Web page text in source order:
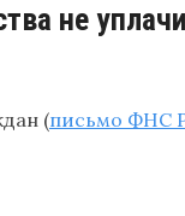
не
(письмо ФНС